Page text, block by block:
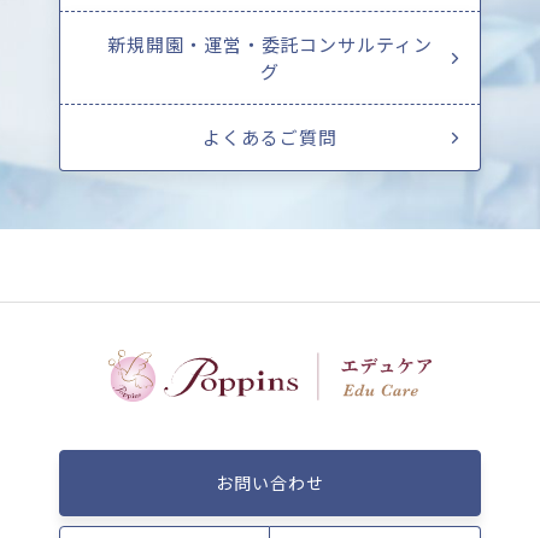
新規開園・運営・委託コンサルティン
グ
よくあるご質問
お問い合わせ